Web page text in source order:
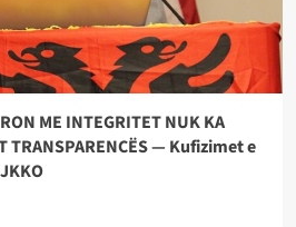
ME INTEGRITET NUK KA
TRANSPARENCËS — Kufizimet e